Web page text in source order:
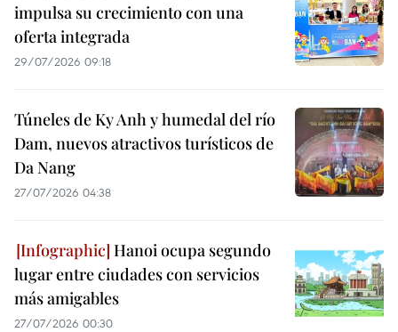
impulsa su crecimiento con una
oferta integrada
29/07/2026 09:18
Túneles de Ky Anh y humedal del río
Dam, nuevos atractivos turísticos de
Da Nang
27/07/2026 04:38
Hanoi ocupa segundo
lugar entre ciudades con servicios
más amigables
27/07/2026 00:30